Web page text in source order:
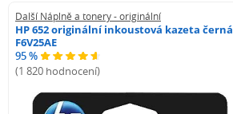
Další Náplně a tonery - originální
HP 652 originální inkoustová kazeta černá
F6V25AE
95 %
(1 820 hodnocení)